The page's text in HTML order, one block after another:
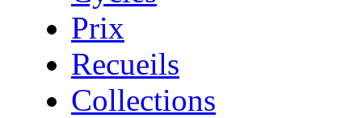
Prix
Recueils
Collections